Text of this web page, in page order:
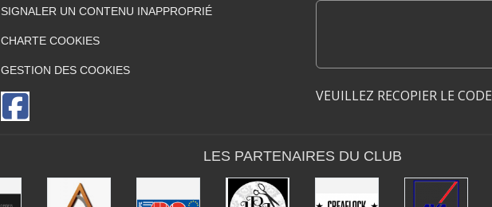
SIGNALER UN CONTENU INAPPROPRIÉ
CHARTE COOKIES
GESTION DES COOKIES
VEUILLEZ RECOPIER LE CODE
LES PARTENAIRES DU CLUB